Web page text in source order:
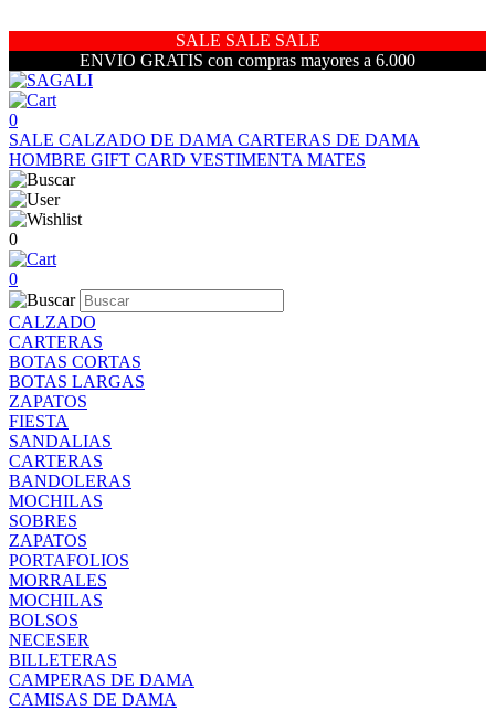
SALE SALE SALE
ENVIO GRATIS con compras mayores a 6.000
0
SALE CALZADO DE DAMA CARTERAS DE DAMA
HOMBRE GIFT CARD VESTIMENTA MATES
0
0
CALZADO
CARTERAS
BOTAS CORTAS
BOTAS LARGAS
ZAPATOS
FIESTA
SANDALIAS
CARTERAS
BANDOLERAS
MOCHILAS
SOBRES
ZAPATOS
PORTAFOLIOS
MORRALES
MOCHILAS
BOLSOS
NECESER
BILLETERAS
CAMPERAS DE DAMA
CAMISAS DE DAMA